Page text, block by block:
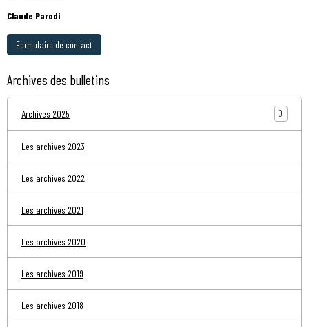
Claude Parodi
Formulaire de contact
Archives des bulletins
Archives 2025 0
Les archives 2023
Les archives 2022
Les archives 2021
Les archives 2020
Les archives 2019
Les archives 2018